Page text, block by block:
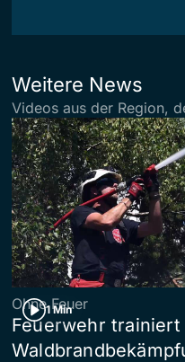
Weitere News
Videos aus der Region,
1 Min
Ohne Feuer
Feuerwehr trainiert